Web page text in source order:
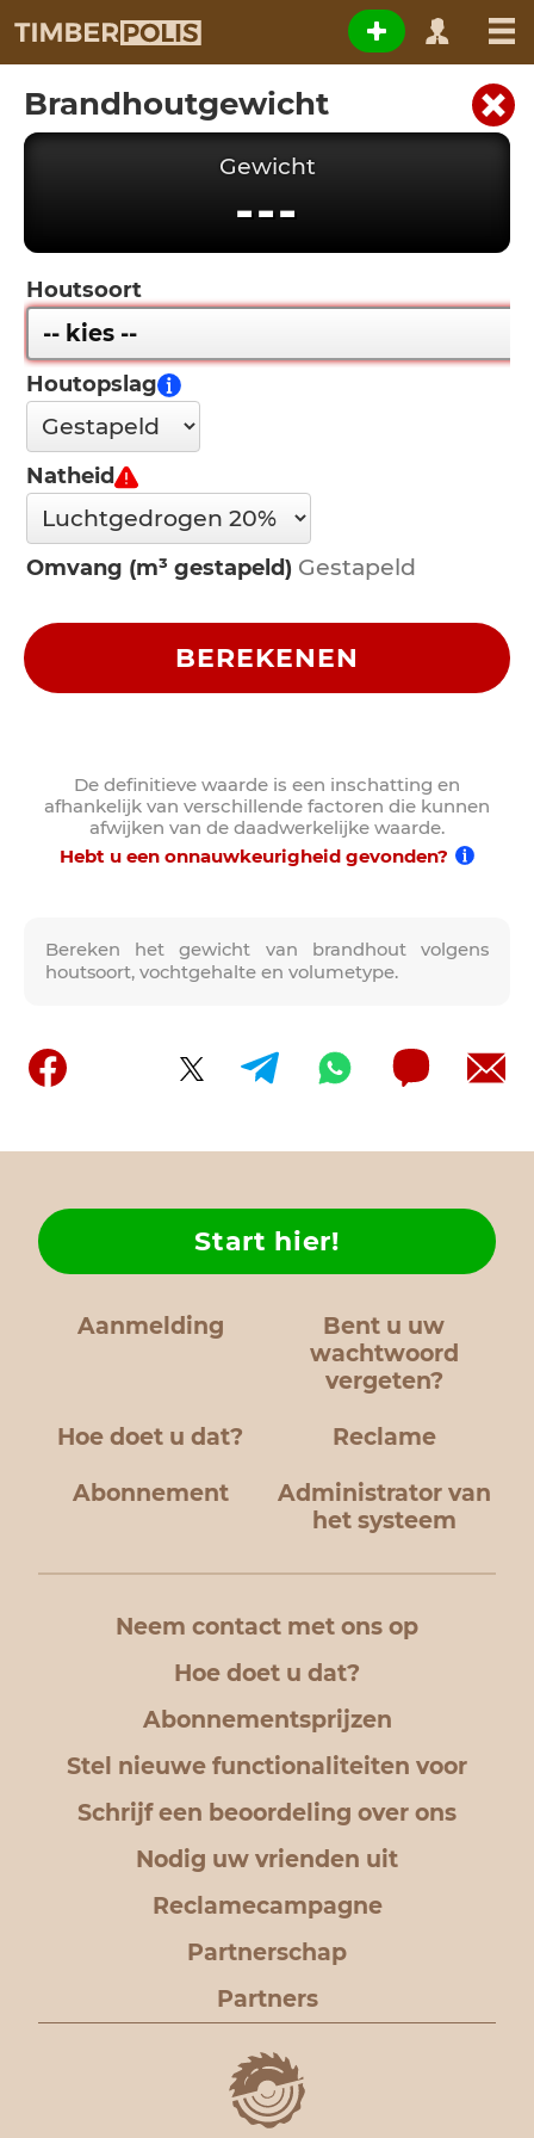
Brandhoutgewicht
Bereken het gewicht van brandhout volgens
houtsoort, vochtgehalte en volumetype.
Gewicht
---
Houtsoort
Houtopslag
Natheid
Omvang (m³ gestapeld)
BEREKENEN
De definitieve waarde is een inschatting en
afhankelijk van verschillende factoren die kunnen
afwijken van de daadwerkelijke waarde.
Hebt u een onnauwkeurigheid gevonden?
Aanmelding
Bent u uw
wachtwoord
vergeten?
Hoe doet u dat?
Start hier!
Reclame
Abonnement
Administrator van
het systeem
Neem contact met ons op
Hoe doet u dat?
Abonnementsprijzen
Stel nieuwe functionaliteiten voor
Schrijf een beoordeling over ons
Nodig uw vrienden uit
Reclamecampagne
Partnerschap
Partners